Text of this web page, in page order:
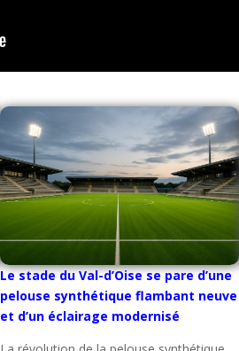
Le stade du Val-d’Oise se pare d’une
pelouse synthétique flambant neuve
et d’un éclairage modernisé